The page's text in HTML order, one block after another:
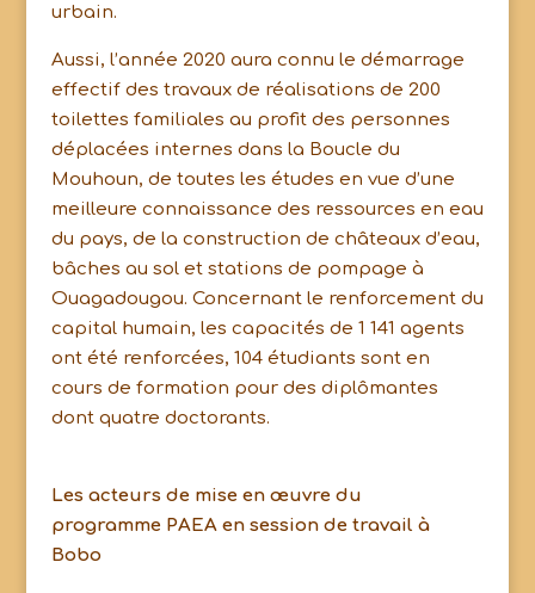
urbain.
Aussi, l’année 2020 aura connu le démarrage
effectif des travaux de réalisations de 200
toilettes familiales au profit des personnes
déplacées internes dans la Boucle du
Mouhoun, de toutes les études en vue d’une
meilleure connaissance des ressources en eau
du pays, de la construction de châteaux d’eau,
bâches au sol et stations de pompage à
Ouagadougou. Concernant le renforcement du
capital humain, les capacités de 1 141 agents
ont été renforcées, 104 étudiants sont en
cours de formation pour des diplômantes
dont quatre doctorants.
Les acteurs de mise en œuvre du
programme PAEA en session de travail à
Bobo